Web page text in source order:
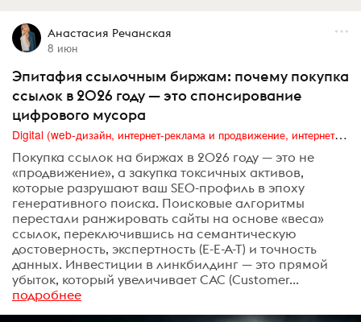
Анастасия Речанская
8 июн
Эпитафия ссылочным биржам: почему покупка
ссылок в 2026 году — это спонсирование
цифрового мусора
Digital (web-дизайн, интернет-реклама и продвижение, интернет-сообщества и блоги, интернет-коммуникации, мобильный маркетинг, реклама на цифровых экранах)
Покупка ссылок на биржах в 2026 году — это не
«продвижение», а закупка токсичных активов,
которые разрушают ваш SEO-профиль в эпоху
генеративного поиска. Поисковые алгоритмы
перестали ранжировать сайты на основе «веса»
ссылок, переключившись на семантическую
достоверность, экспертность (E-E-A-T) и точность
данных. Инвестиции в линкбилдинг — это прямой
убыток, который увеличивает CAC (Customer...
подробнее